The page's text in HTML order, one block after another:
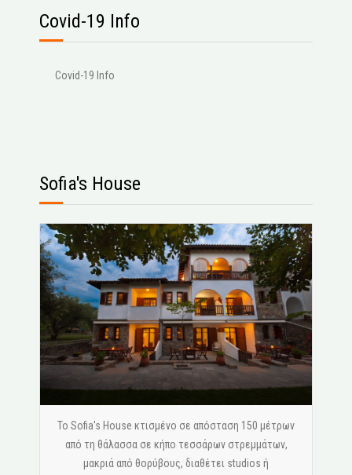
Covid-19 Info
Covid-19 Info
Sofia's House
Το Sofia's House κτισμένο σε απόσταση 150 μέτρων
από τη θάλασσα σε κήπο τεσσάρων στρεμμάτων,
μακριά από θορύβους, διαθέτει studios ή